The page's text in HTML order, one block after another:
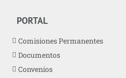
PORTAL
Comisiones Permanentes
Documentos
Convenios